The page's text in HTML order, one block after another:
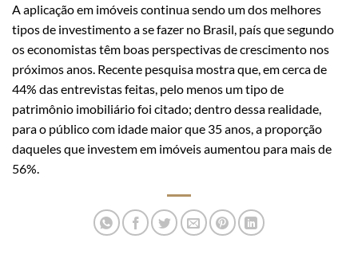
A aplicação em imóveis continua sendo um dos melhores
tipos de investimento a se fazer no Brasil, país que segundo
os economistas têm boas perspectivas de crescimento nos
próximos anos. Recente pesquisa mostra que, em cerca de
44% das entrevistas feitas, pelo menos um tipo de
patrimônio imobiliário foi citado; dentro dessa realidade,
para o público com idade maior que 35 anos, a proporção
daqueles que investem em imóveis aumentou para mais de
56%.